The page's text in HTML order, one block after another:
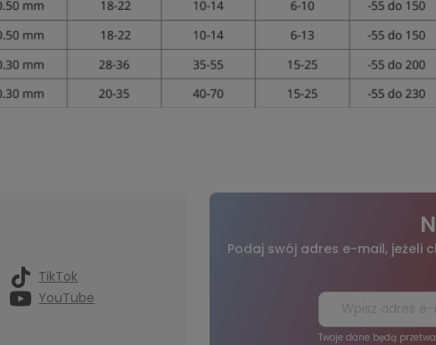
TikTok
YouTube
Podaj swój adres e-mail, jeżeli
Twoje dane będą